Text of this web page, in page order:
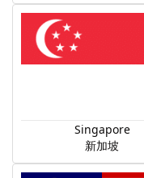
Singapore
新加坡